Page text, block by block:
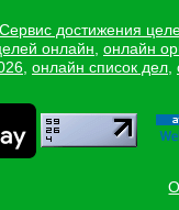
Сервис достижения
онлайн онлайн
онлайн список дел